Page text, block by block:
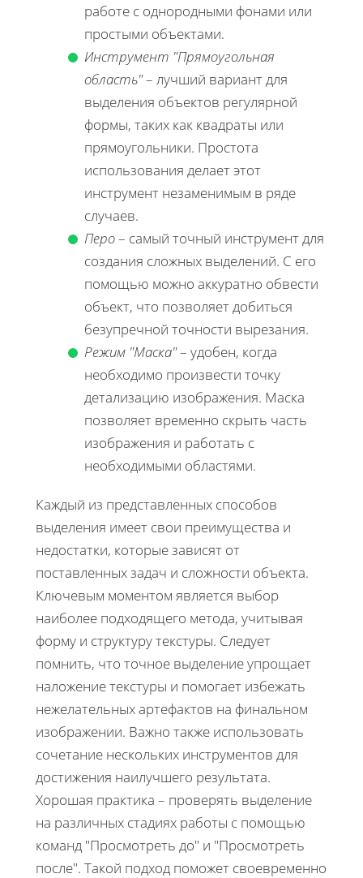
работе с однородными фонами или
простыми объектами.
Инструмент "Прямоугольная
область"– лучший вариант для
выделения объектов регулярной
формы, таких как квадраты или
прямоугольники. Простота
использования делает этот
инструмент незаменимым в ряде
случаев.
Перо– самый точный инструмент для
создания сложных выделений. С его
помощью можно аккуратно обвести
объект, что позволяет добиться
безупречной точности вырезания.
Режим "Маска"– удобен, когда
необходимо произвести точку
детализацию изображения. Маска
позволяет временно скрыть часть
изображения и работать с
необходимыми областями.
Каждый из представленных способов
выделения имеет свои преимущества и
недостатки, которые зависят от
поставленных задач и сложности объекта.
Ключевым моментом является выбор
наиболее подходящего метода, учитывая
форму и структуру текстуры. Следует
помнить, что точное выделение упрощает
наложение текстуры и помогает избежать
нежелательных артефактов на финальном
изображении. Важно также использовать
сочетание нескольких инструментов для
достижения наилучшего результата.
Хорошая практика – проверять выделение
на различных стадиях работы с помощью
команд "Просмотреть до" и "Просмотреть
после". Такой подход поможет своевременно